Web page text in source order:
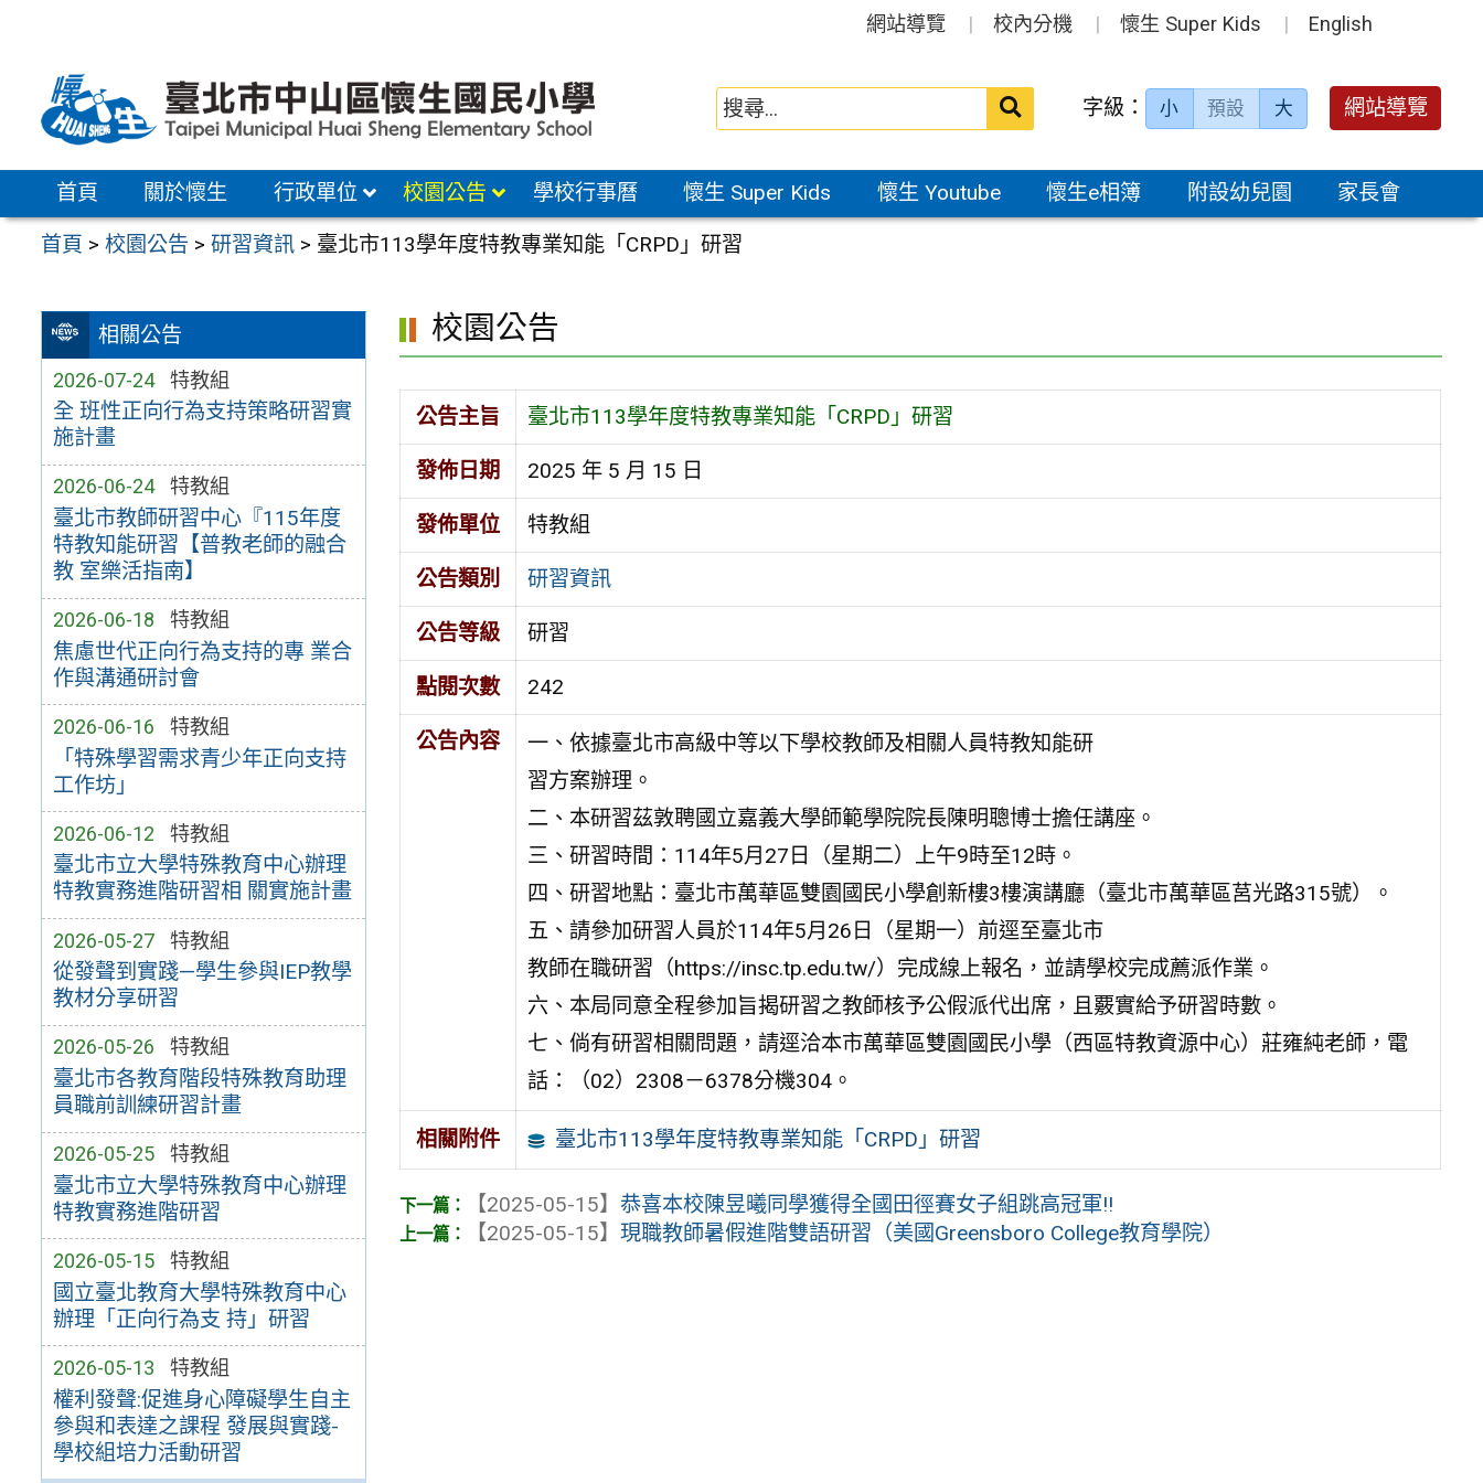
區
網站導覽 校內分機 懷生 Super Kids English
送出 字級： 小 預設 大 網站導覽
首頁 關於懷生 行政單位 校園公告 學校行事曆 懷生 Super Kids 懷生 Youtube 懷生e相簿 附設幼兒園 家長會
首頁 >校園公告 >研習資訊 > 臺北市113學年度特教專業知能「CRPD」研習
相關公告
2026-07-24 特教組
全 班性正向行為支持策略研習實
施計畫
2026-06-24 特教組
臺北市教師研習中心『115年度
特教知能研習【普教老師的融合
教 室樂活指南】
2026-06-18 特教組
焦慮世代正向行為支持的專 業合
作與溝通研討會
2026-06-16 特教組
「特殊學習需求青少年正向支持
工作坊」
2026-06-12 特教組
臺北市立大學特殊教育中心辦理
特教實務進階研習相 關實施計畫
2026-05-27 特教組
從發聲到實踐—學生參與IEP教學
教材分享研習
2026-05-26 特教組
臺北市各教育階段特殊教育助理
員職前訓練研習計畫
2026-05-25 特教組
臺北市立大學特殊教育中心辦理
特教實務進階研習
2026-05-15 特教組
國立臺北教育大學特殊教育中心
辦理「正向行為支 持」研習
2026-05-13 特教組
權利發聲:促進身心障礙學生自主
參與和表達之課程 發展與實踐-
學校組培力活動研習
校園公告
公告主旨 臺北市113學年度特教專業知能「CRPD」研習
發佈日期 2025 年 5 月 15 日
發佈單位 特教組
公告類別 研習資訊
公告等級 研習
點閱次數 242
公告內容
一、依據臺北市高級中等以下學校教師及相關人員特教知能研
習方案辦理。
二、本研習茲敦聘國立嘉義大學師範學院院長陳明聰博士擔任講座。
三、研習時間：114年5月27日（星期二）上午9時至12時。
四、研習地點：臺北市萬華區雙園國民小學創新樓3樓演講廳（臺北市萬華區莒光路315號）。
五、請參加研習人員於114年5月26日（星期一）前逕至臺北市
教師在職研習（https://insc.tp.edu.tw/）完成線上報名，並請學校完成薦派作業。
六、本局同意全程參加旨揭研習之教師核予公假派代出席，且覈實給予研習時數。
七、倘有研習相關問題，請逕洽本市萬華區雙園國民小學（西區特教資源中心）莊雍純老師，電
話：（02）2308－6378分機304。
相關附件 臺北市113學年度特教專業知能「CRPD」研習
【2025-05-15】恭喜本校陳昱曦同學獲得全國田徑賽女子組跳高冠軍!!
【2025-05-15】現職教師暑假進階雙語研習（美國Greensboro College教育學院）